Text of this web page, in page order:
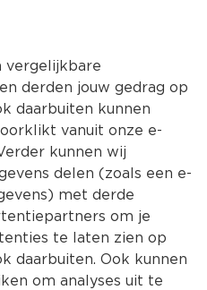
Kies jouw
Producten
vergelijkbare
derden jouw gedrag op
daarbuiten kunnen
vanuit onze e-
kunnen wij
delen (zoals een e-
met derde
om je
te laten zien op
daarbuiten. Ook kunnen
om analyses uit te